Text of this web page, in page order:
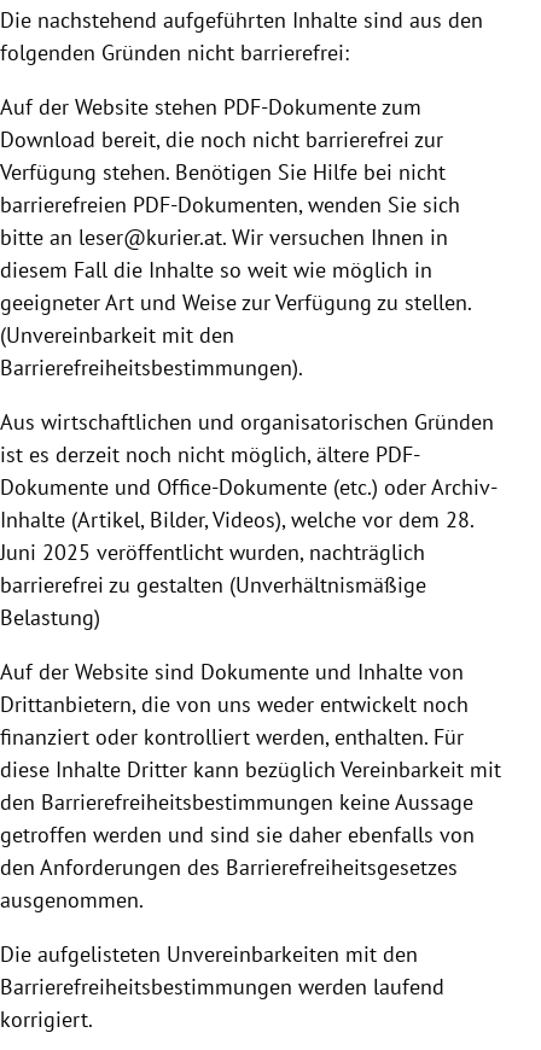
Die nachstehend aufgeführten Inhalte sind aus den
folgenden Gründen nicht barrierefrei:
Auf der Website stehen PDF-Dokumente zum
Download bereit, die noch nicht barrierefrei zur
Verfügung stehen. Benötigen Sie Hilfe bei nicht
barrierefreien PDF-Dokumenten, wenden Sie sich
bitte an leser@kurier.at. Wir versuchen Ihnen in
diesem Fall die Inhalte so weit wie möglich in
geeigneter Art und Weise zur Verfügung zu stellen.
(Unvereinbarkeit mit den
Barrierefreiheitsbestimmungen).
Aus wirtschaftlichen und organisatorischen Gründen
ist es derzeit noch nicht möglich, ältere PDF-
Dokumente und Office-Dokumente (etc.) oder Archiv-
Inhalte (Artikel, Bilder, Videos), welche vor dem 28.
Juni 2025 veröffentlicht wurden, nachträglich
barrierefrei zu gestalten (Unverhältnismäßige
Belastung)
Auf der Website sind Dokumente und Inhalte von
Drittanbietern, die von uns weder entwickelt noch
finanziert oder kontrolliert werden, enthalten. Für
diese Inhalte Dritter kann bezüglich Vereinbarkeit mit
den Barrierefreiheitsbestimmungen keine Aussage
getroffen werden und sind sie daher ebenfalls von
den Anforderungen des Barrierefreiheitsgesetzes
ausgenommen.
Die aufgelisteten Unvereinbarkeiten mit den
Barrierefreiheitsbestimmungen werden laufend
korrigiert.